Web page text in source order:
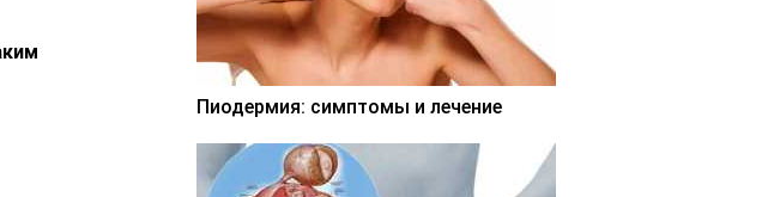
Пиодермия: симптомы и лечение